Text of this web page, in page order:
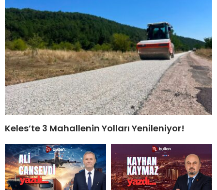
Keles’te 3 Mahallenin Yolları Yenileniyor!